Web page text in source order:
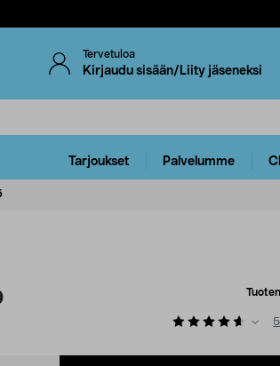
Tervetuloa
Kirjaudu sisään/Liity jäseneksi
Tarjoukset Palvelumme
5